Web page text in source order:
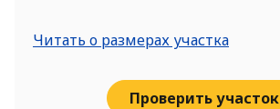
Читать о размерах участка
Проверить участок